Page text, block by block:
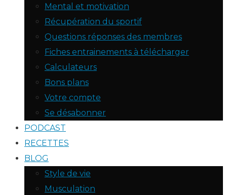
Mental et motivation
Récupération du sportif
Questions réponses des membres
Fiches entrainements à télécharger
Calculateurs
Bons plans
Votre compte
Se désabonner
PODCAST
RECETTES
BLOG
Style de vie
Musculation